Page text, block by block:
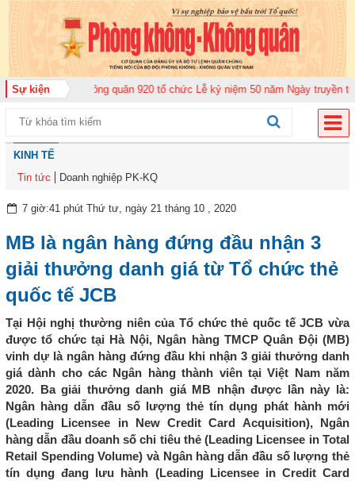
Sự kiện
Trung đoàn Không quân 920 tổ chức Lễ kỷ niệm 50 năm Ngày truyền thống
KINH TẾ
Tin tức
Doanh nghiệp PK-KQ
7 giờ:41 phút Thứ tư, ngày 21 tháng 10 , 2020
MB là ngân hàng đứng đầu nhận 3
giải thưởng danh giá từ Tổ chức thẻ
quốc tế JCB
Tại Hội nghị thường niên của Tổ chức thẻ quốc tế JCB vừa
được tổ chức tại Hà Nội, Ngân hàng TMCP Quân Đội (MB)
vinh dự là ngân hàng đứng đầu khi nhận 3 giải thưởng danh
giá dành cho các Ngân hàng thành viên tại Việt Nam năm
2020. Ba giải thưởng danh giá MB nhận được lần này là:
Ngân hàng dẫn đầu số lượng thẻ tín dụng phát hành mới
(Leading Licensee in New Credit Card Acquisition), Ngân
hàng dẫn đầu doanh số chi tiêu thẻ (Leading Licensee in Total
Retail Spending Volume) và Ngân hàng dẫn đầu số lượng thẻ
tín dụng đang lưu hành (Leading Licensee in Credit Card